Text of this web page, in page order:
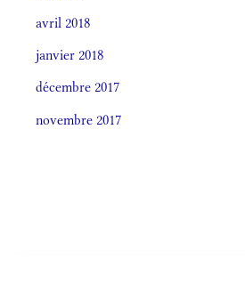
avril 2018
janvier 2018
décembre 2017
novembre 2017